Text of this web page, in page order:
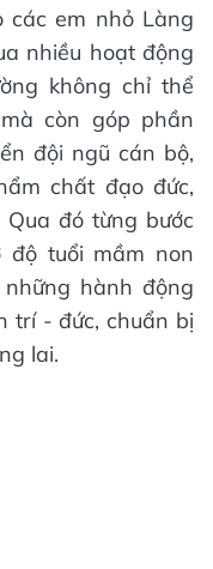
các em nhỏ Làng
nhiều hoạt động
không chỉ thể
còn góp phần
đội ngũ cán bộ,
chất đạo đức,
đó từng bước
tuổi mầm non
hành động
trí - đức, chuẩn bị
lai.